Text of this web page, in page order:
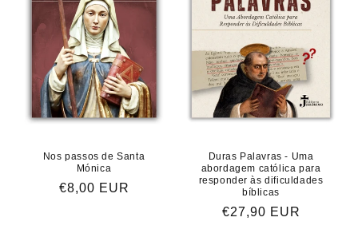
Nos passos de Santa
Mónica
Preço
€8,00 EUR
Duras Palavras - Uma
abordagem católica para
responder às dificuldades
bíblicas
Preço
€27,90 EUR